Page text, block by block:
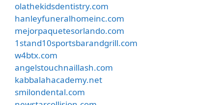
olathekidsdentistry.com
hanleyfuneralhomeinc.com
mejorpaquetesorlando.com
1stand10sportsbarandgrill.com
w4btx.com
angelstouchnaillash.com
kabbalahacademy.net
smilondental.com